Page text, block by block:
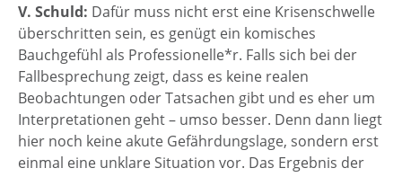
V. Schuld: Dafür muss nicht erst eine Krisenschwelle
überschritten sein, es genügt ein komisches
Bauchgefühl als Professionelle*r. Falls sich bei der
Fallbesprechung zeigt, dass es keine realen
Beobachtungen oder Tatsachen gibt und es eher um
Interpretationen geht – umso besser. Denn dann liegt
hier noch keine akute Gefährdungslage, sondern erst
einmal eine unklare Situation vor. Das Ergebnis der